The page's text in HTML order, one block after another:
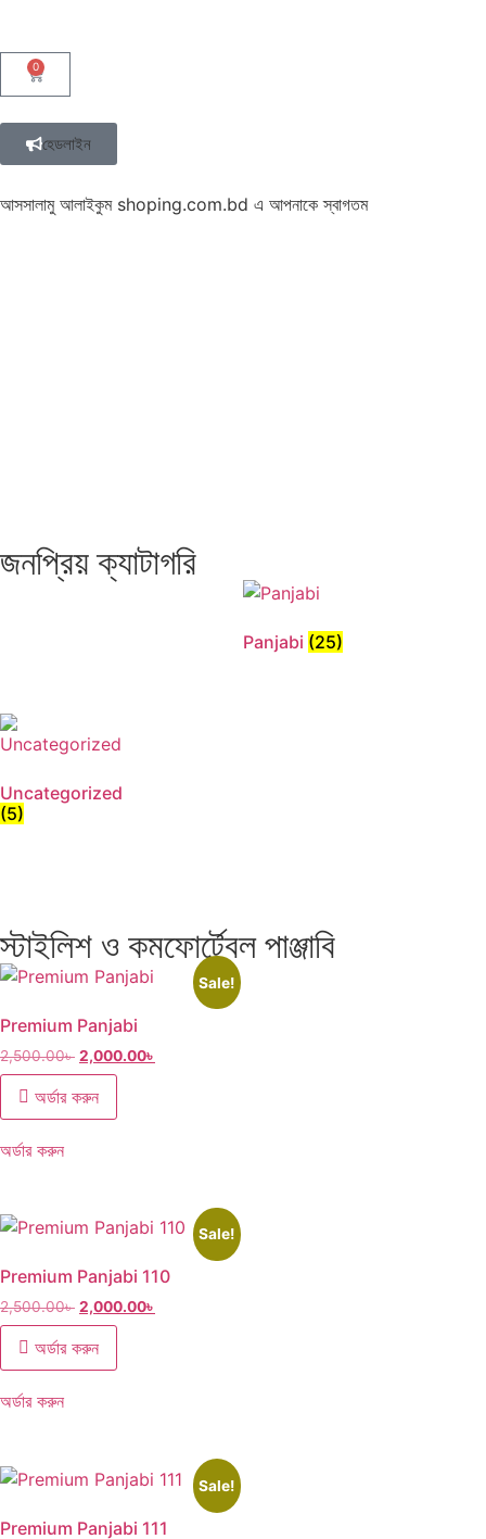
0
হেডলাইন
আসসালামু আলাইকুম shoping.com.bd এ আপনাকে স্বাগতম
জনপ্রিয় ক্যাটাগরি
Panjabi (25)
Uncategorized
(5)
স্টাইলিশ ও কমফোর্টেবল পাঞ্জাবি
Sale!
Premium Panjabi
2,500.00৳ 2,000.00৳
অর্ডার করুন
অর্ডার করুন
Sale!
Premium Panjabi 110
2,500.00৳ 2,000.00৳
অর্ডার করুন
অর্ডার করুন
Sale!
Premium Panjabi 111